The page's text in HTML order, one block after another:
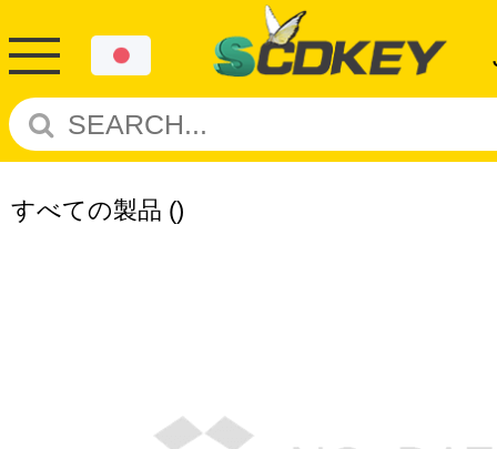
すべての製品 ()